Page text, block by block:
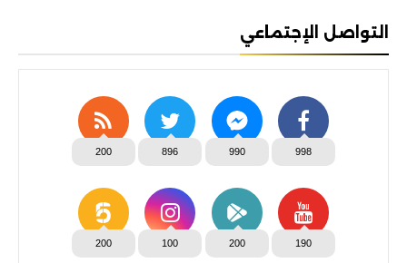
التواصل الإجتماعي
998
990
896
200
190
200
100
200